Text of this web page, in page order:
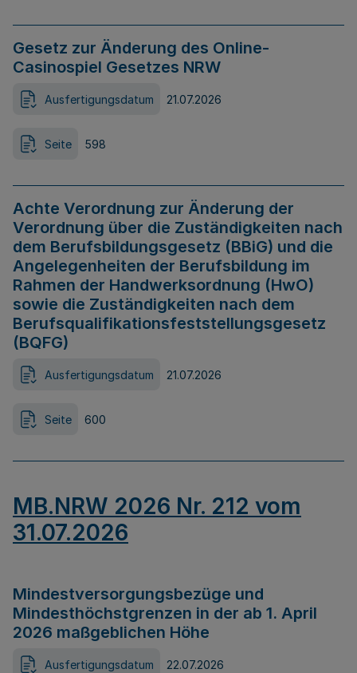
Gesetz zur Änderung des Online-
Casinospiel Gesetzes NRW
Ausfertigungsdatum 21.07.2026
Seite 598
Achte Verordnung zur Änderung der
Verordnung über die Zuständigkeiten nach
dem Berufsbildungsgesetz (BBiG) und die
Angelegenheiten der Berufsbildung im
Rahmen der Handwerksordnung (HwO)
sowie die Zuständigkeiten nach dem
Berufsqualifikationsfeststellungsgesetz
(BQFG)
Ausfertigungsdatum 21.07.2026
Seite 600
MB.NRW 2026 Nr. 212 vom
31.07.2026
Mindestversorgungsbezüge und
Mindesthöchstgrenzen in der ab 1. April
2026 maßgeblichen Höhe
Ausfertigungsdatum 22.07.2026